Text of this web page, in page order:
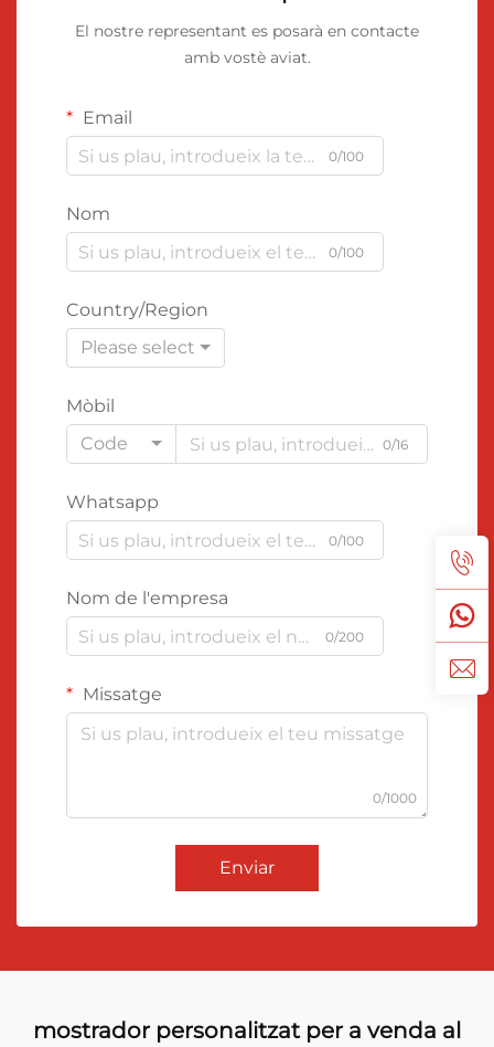
El nostre representant es posarà en contacte
amb vostè aviat.
Email
0/100
Nom
0/100
Country/Region
Please select
Mòbil
Code
0/16
Whatsapp
0/100
Nom de l'empresa
0/200
Missatge
0/1000
Enviar
mostrador personalitzat per a venda al